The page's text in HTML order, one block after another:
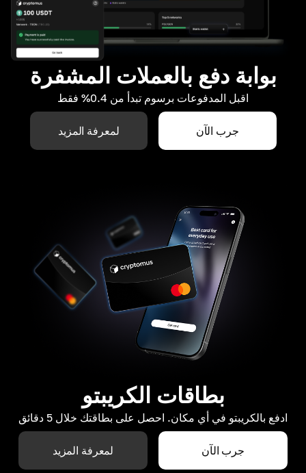
بوابة دفع بالعملات المشفرة
اقبل المدفوعات برسوم تبدأ من 0.4% فقط
جرب الآن لمعرفة المزيد
بطاقات الكريبتو
ادفع بالكريبتو في أي مكان. احصل على بطاقتك خلال 5 دقائق
جرب الآن لمعرفة المزيد